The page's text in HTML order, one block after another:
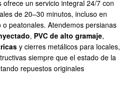
un servicio integral 24/7 con
de 20–30 minutos, incluso en
peatonales. Atendemos persianas
, PVC de alto gramaje,
y cierres metálicos para locales,
siempre que el estado de la
repuestos originales